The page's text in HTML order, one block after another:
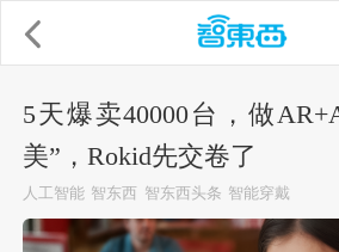
5天爆卖40000台，做
美”，Rokid先交卷了
人工智能 智东西 智东西头条 智能穿戴